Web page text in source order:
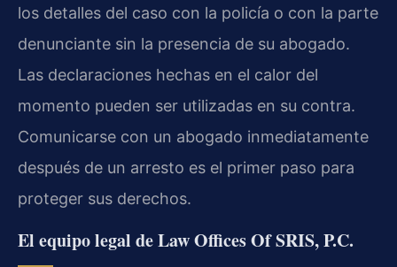
los detalles del caso con la policía o con la parte
denunciante sin la presencia de su abogado.
Las declaraciones hechas en el calor del
momento pueden ser utilizadas en su contra.
Comunicarse con un abogado inmediatamente
después de un arresto es el primer paso para
proteger sus derechos.
El equipo legal de Law Offices Of SRIS, P.C.